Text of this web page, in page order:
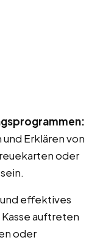
Erklären von
oder
effektives
auftreten
oder